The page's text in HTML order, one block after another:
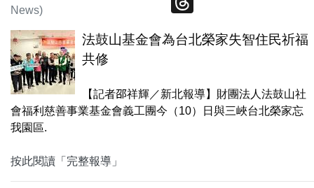
News)
法鼓山基金會為台北榮家失智住民祈福
共修
【記者邵祥輝／新北報導】財團法人法鼓山社
會福利慈善事業基金會義工團今（10）日與三峽台北榮家忘
我園區.
按此閱讀「完整報導」